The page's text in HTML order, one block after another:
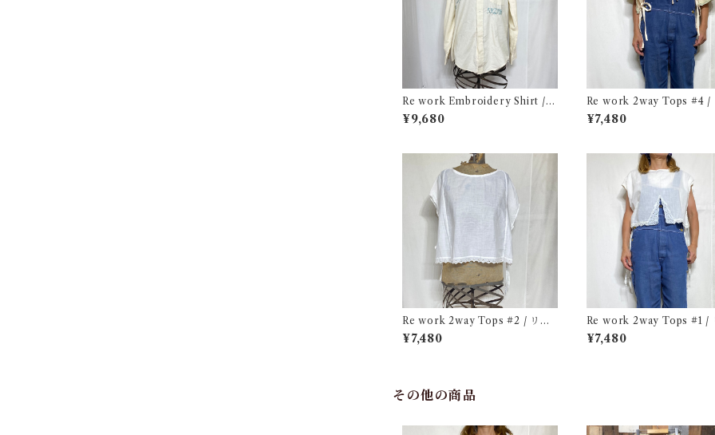
Re work Embroidery Shirt /
リワーク ハンド刺繍入り シャツ
古着
¥9,680
Re work 2way Tops #4 /
ーク 2way トップス 古着
¥7,480
Re work 2way Tops #2 / リワ
ーク 2way トップス 古着
¥7,480
Re work 2way Tops #1 / リワ
ーク 2way トップス 古着
¥7,480
その他の商品